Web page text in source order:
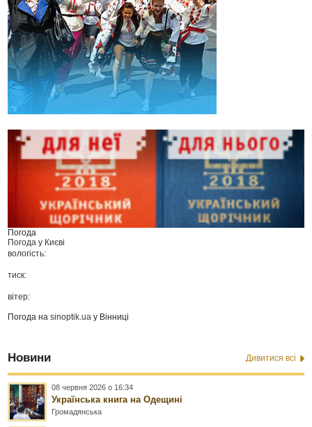
Погода
Погода у Києві
вологість:
тиск:
вітер:
Погода наsinoptik.ua у Вінниці
Новини Дивитися всі
08 червня 2026 о 16:34
Українська книга на Одещині
Громадянська